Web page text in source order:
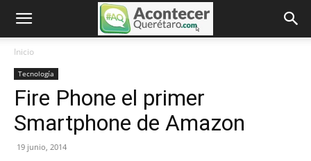
Inicio
Tecnología
Fire Phone el primer
Smartphone de Amazon
19 junio, 2014